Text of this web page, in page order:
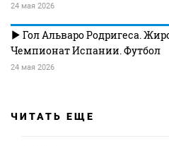
24 мая 2026
Гол Альваро Родригеса.
Чемпионат Испании. Футбол
24 мая 2026
ЧИТАТЬ ЕЩЕ